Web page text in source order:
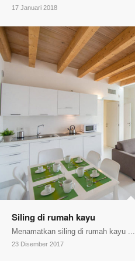
17 Januari 2018
Siling di rumah kayu
Menamatkan siling di rumah kayu ...
23 Disember 2017